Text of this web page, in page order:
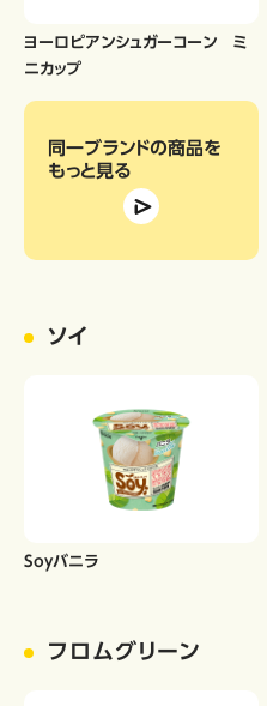
ヨーロピアンシュガーコーン ミ
ニカップ
同一ブランドの商品を
もっと見る
ソイ
Soyバニラ
フロムグリーン